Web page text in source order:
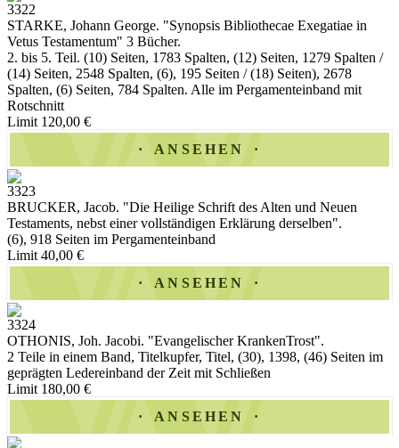
3322
STARKE, Johann George. "Synopsis Bibliothecae Exegatiae in
Vetus Testamentum" 3 Bücher.
2. bis 5. Teil. (10) Seiten, 1783 Spalten, (12) Seiten, 1279 Spalten /
(14) Seiten, 2548 Spalten, (6), 195 Seiten / (18) Seiten), 2678
Spalten, (6) Seiten, 784 Spalten. Alle im Pergamenteinband mit
Rotschnitt
Limit 120,00 €
ANSEHEN
3323
BRUCKER, Jacob. "Die Heilige Schrift des Alten und Neuen
Testaments, nebst einer vollständigen Erklärung derselben".
(6), 918 Seiten im Pergamenteinband
Limit 40,00 €
ANSEHEN
3324
OTHONIS, Joh. Jacobi. "Evangelischer KrankenTrost".
2 Teile in einem Band, Titelkupfer, Titel, (30), 1398, (46) Seiten im
geprägten Ledereinband der Zeit mit Schließen
Limit 180,00 €
ANSEHEN